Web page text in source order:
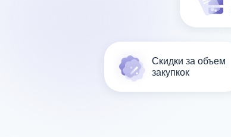
Скидки за объем
закупкок